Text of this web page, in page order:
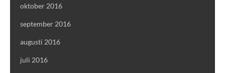
oktober 2016
september 2016
augusti 2016
juli 2016